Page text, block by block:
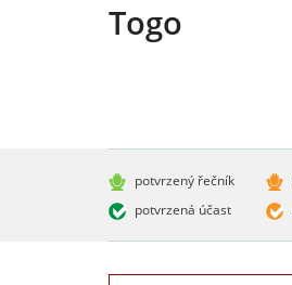
Togo
potvrzený řečník
potvrzená účast